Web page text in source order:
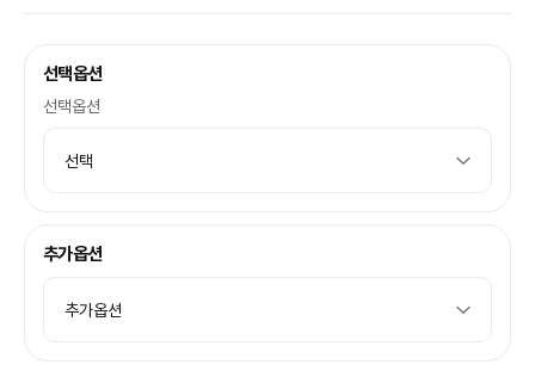
선택옵션
선택옵션
추가옵션